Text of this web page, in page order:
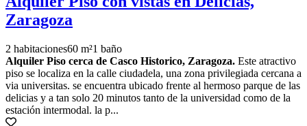
Zaragoza
2 habitaciones60 m²1 baño
Alquiler Piso cerca de Casco Historico, Zaragoza. Este atractivo
piso se localiza en la calle ciudadela, una zona privilegiada cercana a
via universitas. se encuentra ubicado frente al hermoso parque de las
delicias y a tan solo 20 minutos tanto de la universidad como de la
estación intermodal. la p...